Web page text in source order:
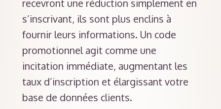
recevront une réduction simplement en
s’inscrivant, ils sont plus enclins à
fournir leurs informations. Un code
promotionnel agit comme une
incitation immédiate, augmentant les
taux d’inscription et élargissant votre
base de données clients.